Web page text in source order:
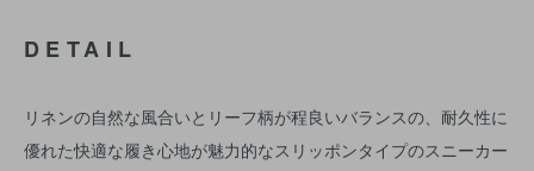
DETAIL
リネンの自然な風合いとリーフ柄が程良いバランスの、耐久性に
優れた快適な履き心地が魅力的なスリッポンタイプのスニーカー